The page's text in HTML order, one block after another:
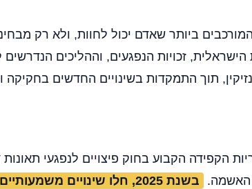
ביותר שאדם יכול לחוות, ולא רק
זכויות הנפגעים, וההליכים
תוך התמקדות בשינויים החדשים בחקיקה
האשמה.
בשנת 2025, חלו שינויים משמעותיים בתקנות